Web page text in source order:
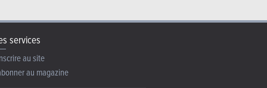
services
au site
au magazine